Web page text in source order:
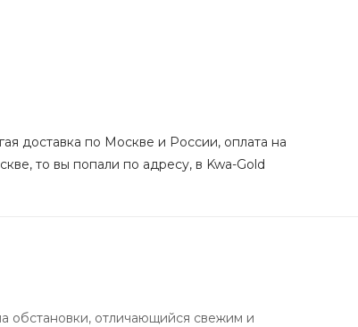
доставка по Москве и России, оплата на
то вы попали по адресу, в Kwa-Gold
обстановки, отличающийся свежим и